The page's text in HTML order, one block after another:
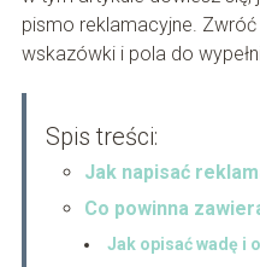
pismo reklamacyjne.
wskazówki i pola do
Spis treści:
Jak napisać
Co powinna
Jak opisać wadę i